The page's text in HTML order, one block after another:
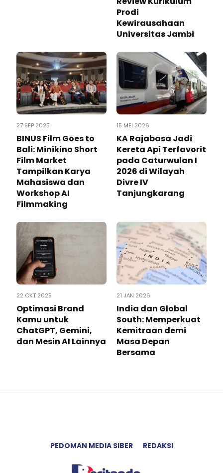
Prodi
Kewirausahaan
Universitas Jambi
27 SEP 2025
BINUS Film Goes to
Bali: Minikino Short
Film Market
Tampilkan Karya
Mahasiswa dan
Workshop AI
Filmmaking
15 MEI 2026
KA Rajabasa Jadi
Kereta Api Terfavorit
pada Caturwulan I
2026 di Wilayah
Divre IV
Tanjungkarang
22 OKT 2025
Optimasi Brand
Kamu untuk
ChatGPT, Gemini,
dan Mesin AI Lainnya
21 JAN 2026
India dan Global
South: Memperkuat
Kemitraan demi
Masa Depan
Bersama
PEDOMAN MEDIA SIBER REDAKSI